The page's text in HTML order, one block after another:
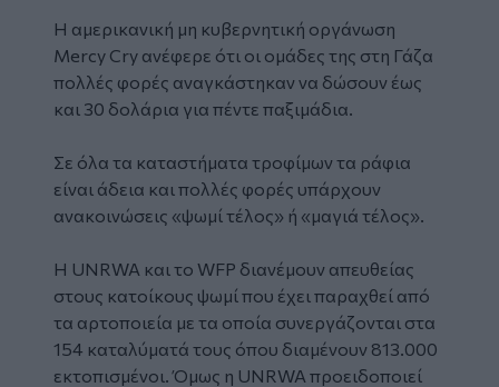
Η αμερικανική μη κυβερνητική οργάνωση
Mercy Cry ανέφερε ότι οι ομάδες της στη Γάζα
πολλές φορές αναγκάστηκαν να δώσουν έως
και 30 δολάρια για πέντε παξιμάδια.
Σε όλα τα καταστήματα τροφίμων τα ράφια
είναι άδεια και πολλές φορές υπάρχουν
ανακοινώσεις «ψωμί τέλος» ή «μαγιά τέλος».
Η UNRWA και το WFP διανέμουν απευθείας
στους κατοίκους ψωμί που έχει παραχθεί από
τα αρτοποιεία με τα οποία συνεργάζονται στα
154 καταλύματά τους όπου διαμένουν 813.000
εκτοπισμένοι. Όμως η UNRWA προειδοποιεί